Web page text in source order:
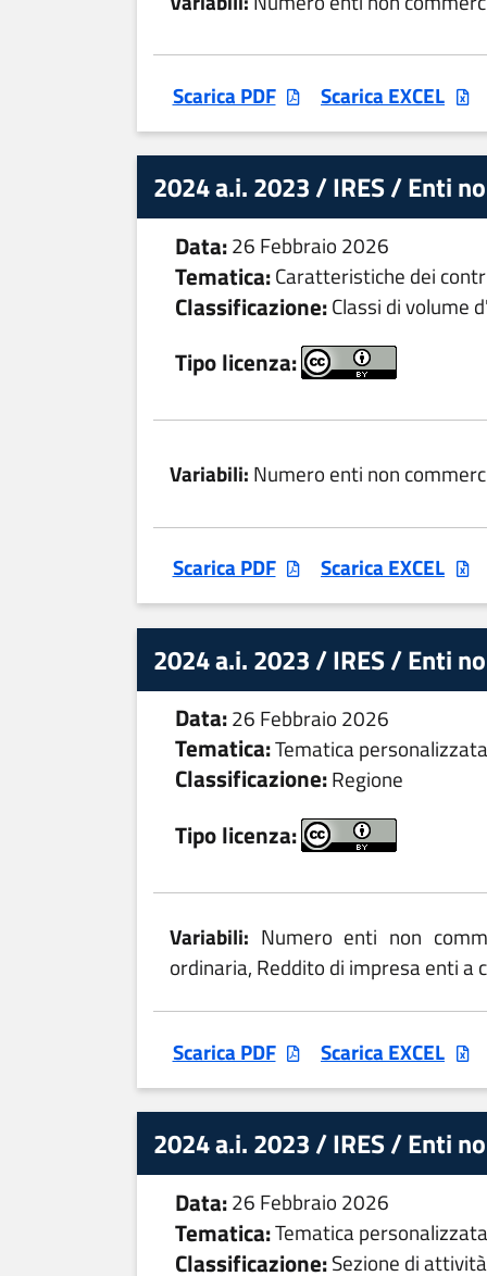
Scarica PDF Scarica EXCEL
2024 a.i. 2023 / IRES / Enti
Data:26 Febbraio 2026
Tematica:Caratteristiche dei
Classificazione:Classi di volume
Tipo licenza:
Variabili: Numero enti non
Scarica PDF Scarica EXCEL
2024 a.i. 2023 / IRES / Enti
Data:26 Febbraio 2026
Tematica:Tematica personalizzata
Classificazione:Regione
Tipo licenza:
Variabili: Numero enti non
ordinaria, Reddito di impresa enti a
Scarica PDF Scarica EXCEL
2024 a.i. 2023 / IRES / Enti
Data:26 Febbraio 2026
Tematica:Tematica personalizzata
Classificazione:Sezione di attività